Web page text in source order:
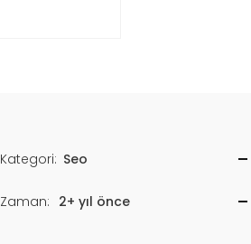
Kategori: Seo
Zaman: 2+ yıl önce